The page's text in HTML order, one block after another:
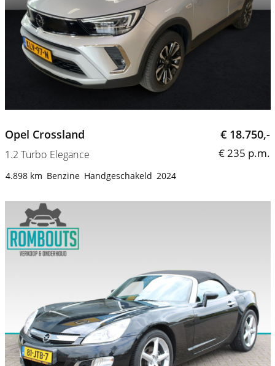
Opel Crossland
1.2 Turbo Elegance
€ 18.750,-
€ 235 p.m.
4.898 km Benzine Handgeschakeld 2024